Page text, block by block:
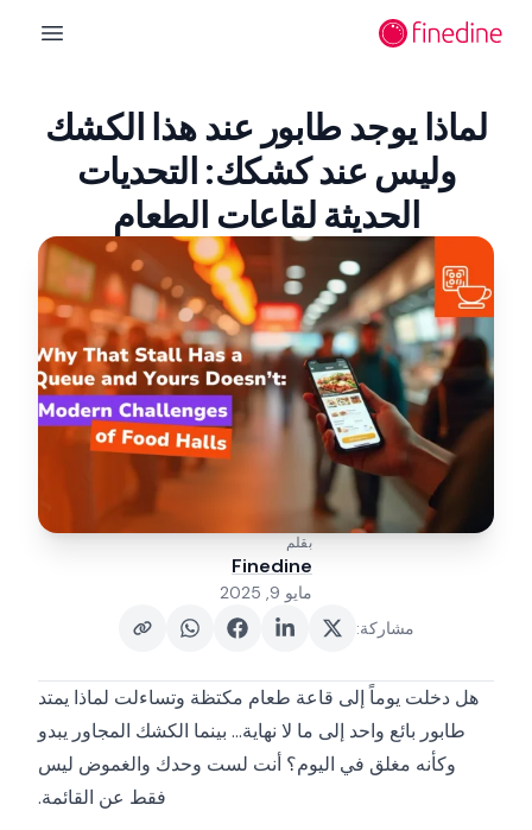
menu
لماذا يوجد طابور عند هذا الكشك
وليس عند كشكك: التحديات
الحديثة لقاعات الطعام
بقلم
Finedine
مايو 9, 2025
مشاركة:
هل دخلت يوماً إلى قاعة طعام مكتظة وتساءلت لماذا يمتد
طابور بائع واحد إلى ما لا نهاية... بينما الكشك المجاور يبدو
وكأنه مغلق في اليوم؟ أنت لست وحدك والغموض ليس
فقط عن القائمة.